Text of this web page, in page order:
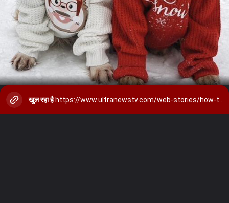
खुल रहा है